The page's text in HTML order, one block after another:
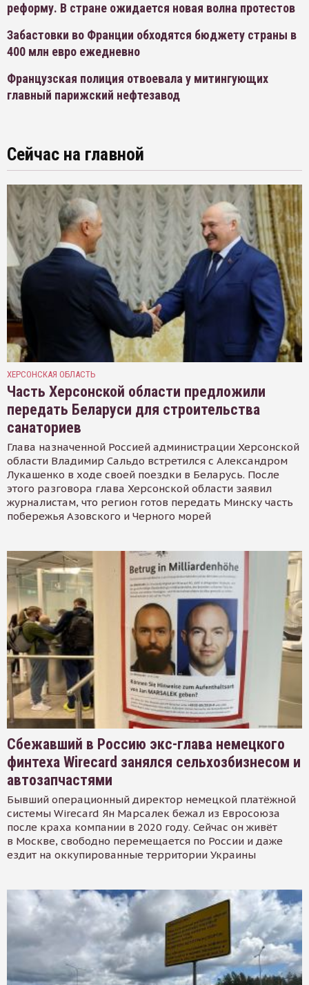
реформу. В стране ожидается новая волна протестов
Забастовки во Франции обходятся бюджету страны в
400 млн евро ежедневно
Французская полиция отвоевала у митингующих
главный парижский нефтезавод
Сейчас на главной
ХЕРСОНСКАЯ ОБЛАСТЬ
Часть Херсонской области предложили
передать Беларуси для строительства
санаториев
Глава назначенной Россией администрации Херсонской
области Владимир Сальдо встретился с Александром
Лукашенко в ходе своей поездки в Беларусь. После
этого разговора глава Херсонской области заявил
журналистам, что регион готов передать Минску часть
побережья Азовского и Черного морей
Сбежавший в Россию экс-глава немецкого
финтеха Wirecard занялся сельхозбизнесом и
автозапчастями
Бывший операционный директор немецкой платёжной
системы Wirecard Ян Марсалек бежал из Евросоюза
после краха компании в 2020 году. Сейчас он живёт
в Москве, свободно перемещается по России и даже
ездит на оккупированные территории Украины